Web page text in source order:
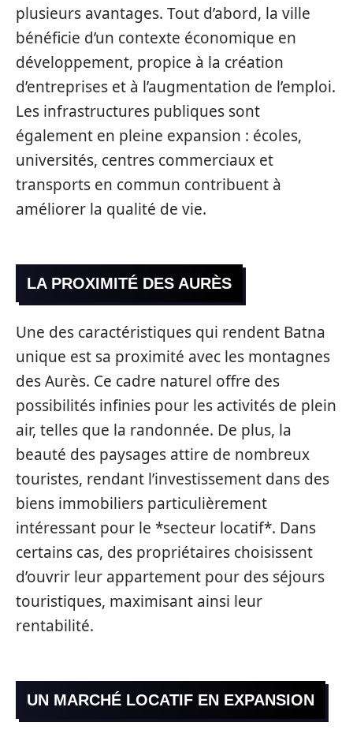
plusieurs avantages. Tout d’abord, la ville
bénéficie d’un contexte économique en
développement, propice à la création
d’entreprises et à l’augmentation de l’emploi.
Les infrastructures publiques sont
également en pleine expansion : écoles,
universités, centres commerciaux et
transports en commun contribuent à
améliorer la qualité de vie.
LA PROXIMITÉ DES AURÈS
Une des caractéristiques qui rendent Batna
unique est sa proximité avec les montagnes
des Aurès. Ce cadre naturel offre des
possibilités infinies pour les activités de plein
air, telles que la randonnée. De plus, la
beauté des paysages attire de nombreux
touristes, rendant l’investissement dans des
biens immobiliers particulièrement
intéressant pour le *secteur locatif*. Dans
certains cas, des propriétaires choisissent
d’ouvrir leur appartement pour des séjours
touristiques, maximisant ainsi leur
rentabilité.
UN MARCHÉ LOCATIF EN EXPANSION